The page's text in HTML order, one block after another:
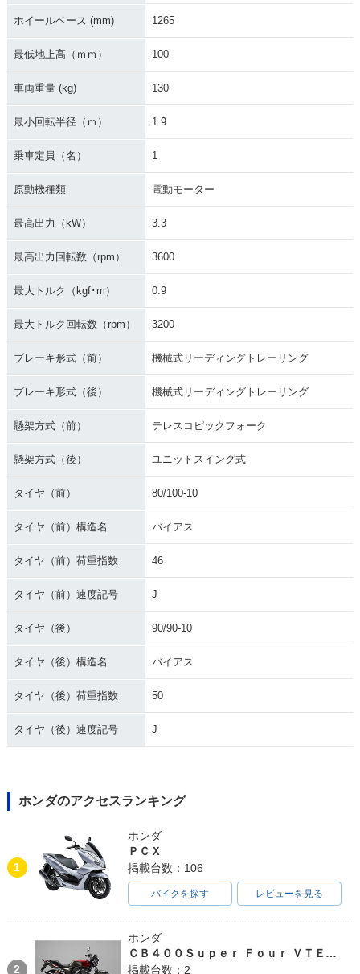
ホイールベース (mm) 1265
最低地上高（ｍｍ） 100
車両重量 (kg) 130
最小回転半径（ｍ） 1.9
乗車定員（名） 1
原動機種類 電動モーター
最高出力（kW） 3.3
最高出力回転数（rpm） 3600
最大トルク（kgf･m） 0.9
最大トルク回転数（rpm） 3200
ブレーキ形式（前） 機械式リーディングトレーリング
ブレーキ形式（後） 機械式リーディングトレーリング
懸架方式（前） テレスコピックフォーク
懸架方式（後） ユニットスイング式
タイヤ（前） 80/100-10
タイヤ（前）構造名 バイアス
タイヤ（前）荷重指数 46
タイヤ（前）速度記号 J
タイヤ（後） 90/90-10
タイヤ（後）構造名 バイアス
タイヤ（後）荷重指数 50
タイヤ（後）速度記号 J
ホンダのアクセスランキング
1
ホンダ
ＰＣＸ
掲載台数：106
バイクを探す レビューを見る
2
ホンダ
ＣＢ４００Ｓｕｐｅｒ Ｆｏｕｒ ＶＴＥＣ ＳＰＥＣ３
掲載台数：2